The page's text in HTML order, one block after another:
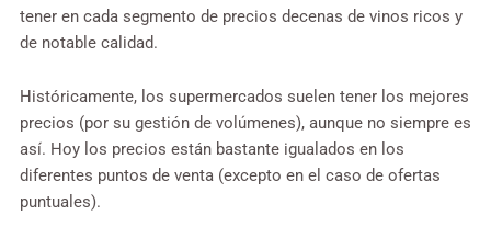
tener en cada segmento de precios decenas de vinos ricos y
de notable calidad.
Históricamente, los supermercados suelen tener los mejores
precios (por su gestión de volúmenes), aunque no siempre es
así. Hoy los precios están bastante igualados en los
diferentes puntos de venta (excepto en el caso de ofertas
puntuales).